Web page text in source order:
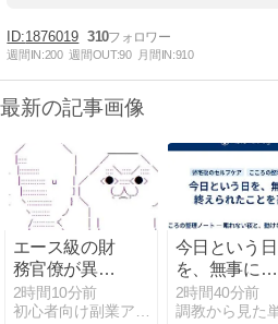
1876019 310
週間IN:200 週間OUT:90 月間IN:910
最新の記事画像
エース級の財
務官僚が異例
転出へ 官邸幹
部「協力的で
2時間10分前
今日という日
を、無事に終
えられたこと
を喜ぶ
2時間40分前